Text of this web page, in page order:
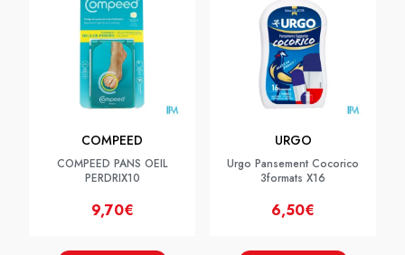
COMPEED
COMPEED PANS OEIL
PERDRIX10
9,70€
URGO
Urgo Pansement Cocorico
3formats X16
6,50€